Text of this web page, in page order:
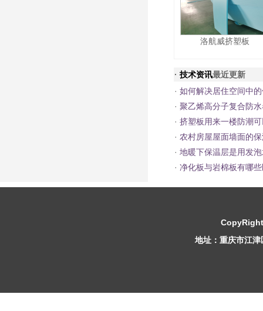
洛航威挤塑板
· 技术资讯最近更新
· 如何解决居住空间中
· 聚乙烯高分子复合防
· 挤塑板用来一楼防潮
· 农村房屋屋面墙面的
· 地暖下保温层是用发
· 净化板与岩棉板有哪
地址：重庆市江